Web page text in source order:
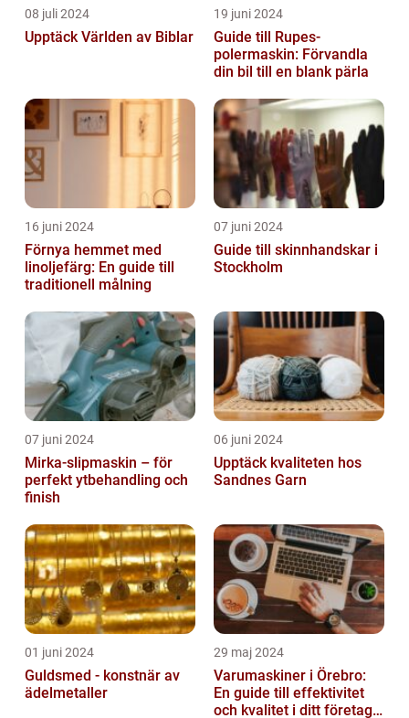
08 juli 2024
Upptäck Världen av Biblar
19 juni 2024
Guide till Rupes-
polermaskin: Förvandla
din bil till en blank pärla
16 juni 2024
Förnya hemmet med
linoljefärg: En guide till
traditionell målning
07 juni 2024
Guide till skinnhandskar i
Stockholm
07 juni 2024
Mirka-slipmaskin – för
perfekt ytbehandling och
finish
06 juni 2024
Upptäck kvaliteten hos
Sandnes Garn
01 juni 2024
Guldsmed - konstnär av
ädelmetaller
29 maj 2024
Varumaskiner i Örebro:
En guide till effektivitet
och kvalitet i ditt företags